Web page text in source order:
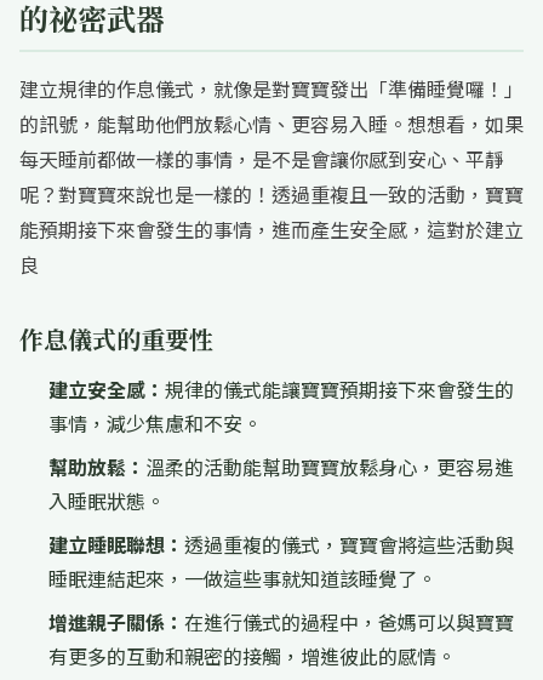
的祕密武器
建立規律的作息儀式，就像是對寶寶發出「準備睡覺囉！」
的訊號，能幫助他們放鬆心情、更容易入睡。想想看，如果
每天睡前都做一樣的事情，是不是會讓你感到安心、平靜
呢？對寶寶來說也是一樣的！透過重複且一致的活動，寶寶
能預期接下來會發生的事情，進而產生安全感，這對於建立
良
作息儀式的重要性
建立安全感： 規律的儀式能讓寶寶預期接下來會發生的
事情，減少焦慮和不安。
幫助放鬆： 溫柔的活動能幫助寶寶放鬆身心，更容易進
入睡眠狀態。
建立睡眠聯想： 透過重複的儀式，寶寶會將這些活動與
睡眠連結起來，一做這些事就知道該睡覺了。
增進親子關係： 在進行儀式的過程中，爸媽可以與寶寶
有更多的互動和親密的接觸，增進彼此的感情。